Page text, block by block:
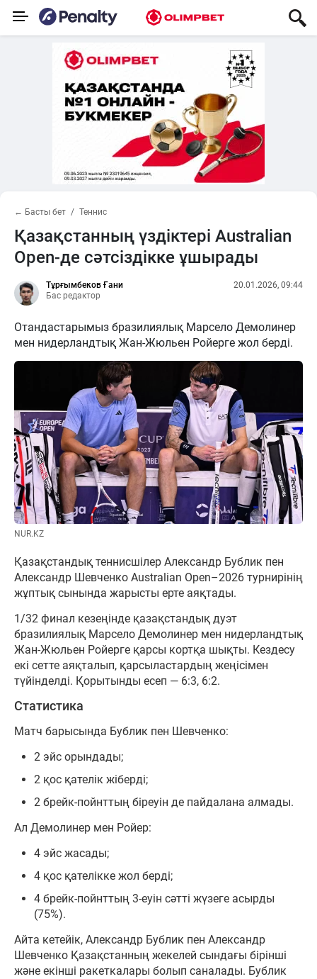
← Басты бет Теннис
Қазақстанның үздіктері Australian
Open-де сәтсіздікке ұшырады
Тұрғымбеков Ғани
Бас редактор
20.01.2026, 09:44
Отандастарымыз бразилиялық Марсело Демолинер
мен нидерландтық Жан-Жюльен Ройерге жол берді.
NUR.KZ
Қазақстандық теннисшілер Александр Бублик пен
Александр Шевченко Australian Open–2026 турнирінің
жұптық сынында жарысты ерте аяқтады.
1/32 финал кезеңінде қазақстандық дуэт
бразилиялық Марсело Демолинер мен нидерландтық
Жан-Жюльен Ройерге қарсы кортқа шықты. Кездесу
екі сетте аяқталып, қарсыластардың жеңісімен
түйінделді. Қорытынды есеп — 6:3, 6:2.
Статистика
Матч барысында Бублик пен Шевченко:
2 эйс орындады;
2 қос қателік жіберді;
2 брейк-пойнттың біреуін де пайдалана алмады.
Ал Демолинер мен Ройер:
4 эйс жасады;
4 қос қателікке жол берді;
4 брейк-пойнттың 3-еуін сәтті жүзеге асырды
(75%).
Айта кетейік, Александр Бублик пен Александр
Шевченко Қазақстанның жекелей сындағы бірінші
және екінші ракеткалары болып саналады. Бублик